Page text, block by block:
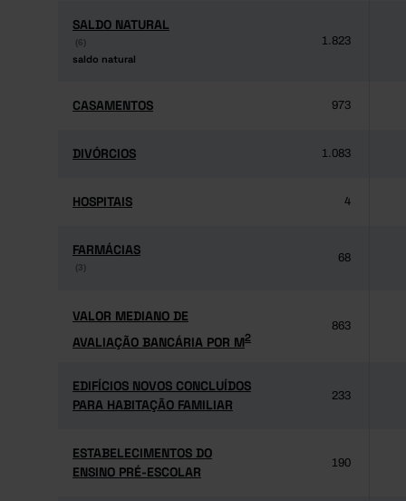
SALDO NATURAL
(6)
saldo natural
SALDO NATURAL
(6)
saldo natural
1.823
CASAMENTOS
CASAMENTOS 973
DIVÓRCIOS
DIVÓRCIOS 1.083
HOSPITAIS
HOSPITAIS 4
FARMÁCIAS
(3)
FARMÁCIAS
(3)
68
VALOR MEDIANO DE
AVALIAÇÃO BANCÁRIA POR M2
VALOR MEDIANO DE
AVALIAÇÃO BANCÁRIA POR M2
863
EDIFÍCIOS NOVOS CONCLUÍDOS
PARA HABITAÇÃO FAMILIAR
EDIFÍCIOS NOVOS CONCLUÍDOS
PARA HABITAÇÃO FAMILIAR
233
ESTABELECIMENTOS DO
ENSINO PRÉ-ESCOLAR
ESTABELECIMENTOS DO
ENSINO PRÉ-ESCOLAR
190